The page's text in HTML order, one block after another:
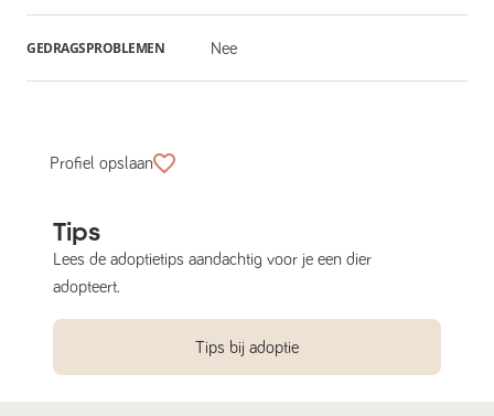
GEDRAGSPROBLEMEN Nee
Profiel opslaan
Tips
Lees de adoptietips aandachtig voor je een dier
adopteert.
Tips bij adoptie